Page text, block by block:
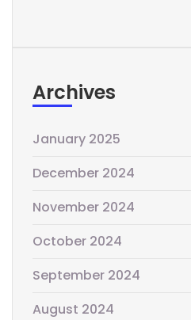
Archives
January 2025
December 2024
November 2024
October 2024
September 2024
August 2024